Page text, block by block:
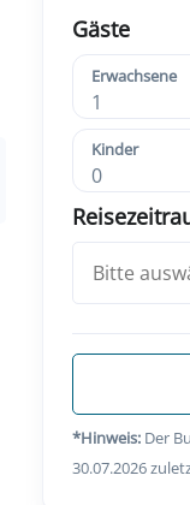
Gäste
Erwachsene
1
Kinder
0
*Hinweis: Der
30.07.2026